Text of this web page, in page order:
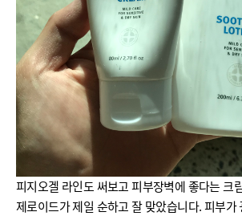
피지오겔 라인도 써보고 피부장벽에 좋다는 크
제로이드가 제일 순하고 잘 맞았습니다. 피부가